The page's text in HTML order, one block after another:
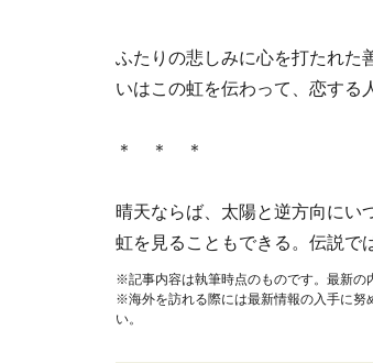
ふたりの悲しみに心を打たれた
いはこの虹を伝わって、恋する
＊ ＊ ＊
晴天ならば、太陽と逆方向にい
虹を見ることもできる。伝説で
※記事内容は執筆時点のものです。最新の
※海外を訪れる際には最新情報の入手に努
い。